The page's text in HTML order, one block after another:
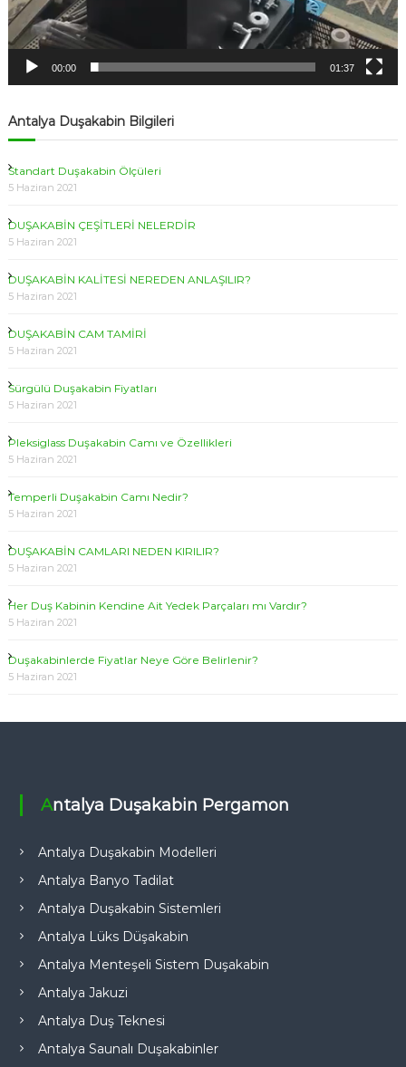
00:00 01:37
Antalya Duşakabin Bilgileri
Standart Duşakabin Ölçüleri
5 Haziran 2021
DUŞAKABİN ÇEŞİTLERİ NELERDİR
5 Haziran 2021
DUŞAKABİN KALİTESİ NEREDEN ANLAŞILIR?
5 Haziran 2021
DUŞAKABİN CAM TAMİRİ
5 Haziran 2021
Sürgülü Duşakabin Fiyatları
5 Haziran 2021
Pleksiglass Duşakabin Camı ve Özellikleri
5 Haziran 2021
Temperli Duşakabin Camı Nedir?
5 Haziran 2021
DUŞAKABİN CAMLARI NEDEN KIRILIR?
5 Haziran 2021
Her Duş Kabinin Kendine Ait Yedek Parçaları mı Vardır?
5 Haziran 2021
Duşakabinlerde Fiyatlar Neye Göre Belirlenir?
5 Haziran 2021
Antalya Duşakabin Pergamon
Antalya Duşakabin Modelleri
Antalya Banyo Tadilat
Antalya Duşakabin Sistemleri
Antalya Lüks Düşakabin
Antalya Menteşeli Sistem Duşakabin
Antalya Jakuzi
Antalya Duş Teknesi
Antalya Saunalı Duşakabinler